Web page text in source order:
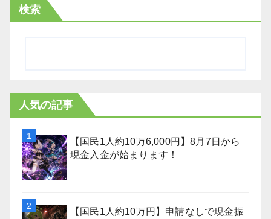
検索
人気の記事
【国民1人約10万6,000円】8月7日から
現金入金が始まります！
【国民1人約10万円】申請なしで現金振